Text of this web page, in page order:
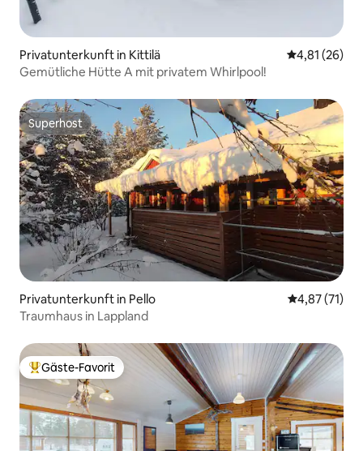
Privatunterkunft in Kittilä
4,81 (26)
Gemütliche Hütte A mit privatem Whirlpool!
Superhost
Superhost
Privatunterkunft in Pello
4,87 (71)
Traumhaus in Lappland
Beliebter Gäste-Favorit.
Gäste-Favorit